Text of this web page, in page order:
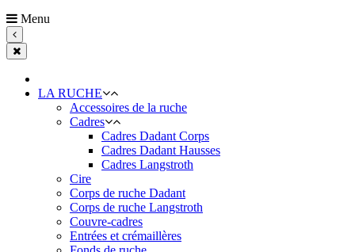
Menu
LA RUCHE
Accessoires de la ruche
Cadres
Cadres Dadant Corps
Cadres Dadant Hausses
Cadres Langstroth
Cire
Corps de ruche Dadant
Corps de ruche Langstroth
Couvre-cadres
Entrées et crémaillères